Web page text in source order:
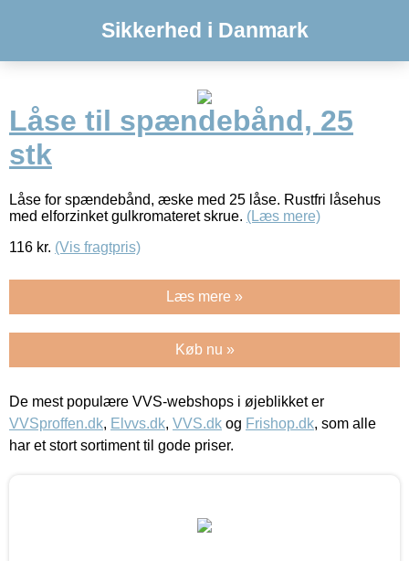
Sikkerhed i Danmark
Låse til spændebånd, 25
stk
Låse for spændebånd, æske med 25 låse. Rustfri låsehus
med elforzinket gulkromateret skrue. (Læs mere)
116 kr. (Vis fragtpris)
Læs mere »
Køb nu »
De mest populære VVS-webshops i øjeblikket er
VVSproffen.dk, Elvvs.dk, VVS.dk og Frishop.dk, som alle
har et stort sortiment til gode priser.